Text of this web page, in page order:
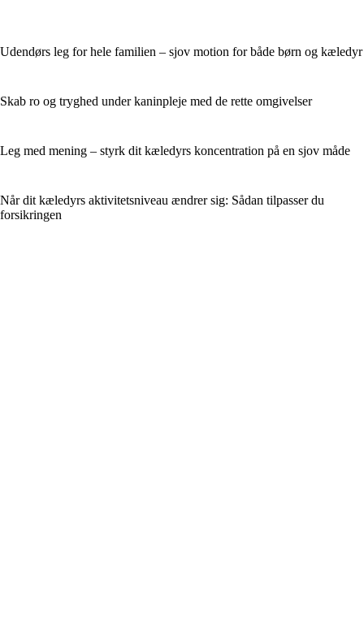
Udendørs leg for hele familien – sjov motion for både børn og kæledyr
Skab ro og tryghed under kaninpleje med de rette omgivelser
Leg med mening – styrk dit kæledyrs koncentration på en sjov måde
Når dit kæledyrs aktivitetsniveau ændrer sig: Sådan tilpasser du
forsikringen